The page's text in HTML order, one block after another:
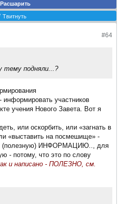
Расшарить
Твитнуть
#64
тему подняли...?
участников
учения Нового Завета. Вот я
или оскорбить, или «загнать в
«выставить на посмешище» -
(полезную) ИНФОРМАЦИЮ.., для
- потому, что это по слову
и написано - ПОЛЕЗНО, см.